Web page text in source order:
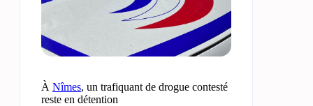
À Nîmes, un trafiquant de drogue contesté
reste en détention